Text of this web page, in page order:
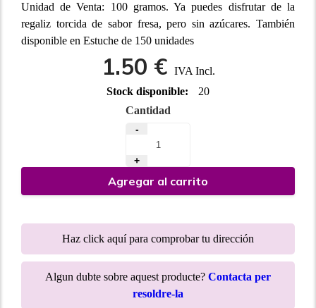
Unidad de Venta: 100 gramos. Ya puedes disfrutar de la
regaliz torcida de sabor fresa, pero sin azúcares. También
disponible en Estuche de 150 unidades
1.50 € IVA Incl.
Stock disponible:
20
Cantidad
-
+
Agregar al carrito
Haz click aquí para comprobar tu dirección
Algun dubte sobre aquest producte? Contacta per
resoldre-la